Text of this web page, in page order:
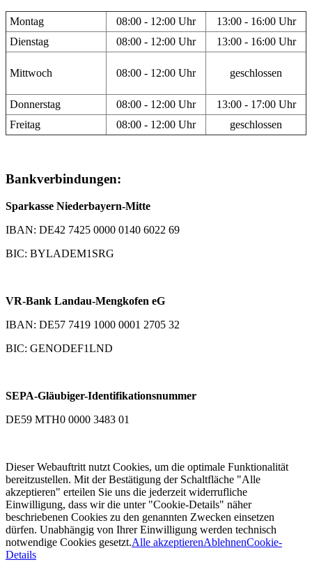
Montag 08:00 - 12:00 Uhr
13:00 - 16:00 Uhr
Dienstag
08:00 - 12:00 Uhr 13:00 - 16:00 Uhr
Mittwoch 08:00 - 12:00 Uhr geschlossen
Donnerstag 08:00 - 12:00 Uhr
13:00 - 17:00 Uhr
Freitag
08:00 - 12:00 Uhr geschlossen
Bankverbindungen:
Sparkasse Niederbayern-Mitte
IBAN: DE42 7425 0000 0140 6022 69
BIC: BYLADEM1SRG
VR-Bank Landau-Mengkofen eG
IBAN: DE57 7419 1000 0001 2705 32
BIC: GENODEF1LND
SEPA-Gläubiger-Identifikationsnummer
DE59 MTH0 0000 3483 01
Dieser Webauftritt nutzt Cookies, um die optimale Funktionalität
bereitzustellen. Mit der Bestätigung der Schaltfläche "Alle
akzeptieren" erteilen Sie uns die jederzeit widerrufliche
Einwilligung, dass wir die unter "Cookie-Details" näher
beschriebenen Cookies zu den genannten Zwecken einsetzen
dürfen. Unabhängig von Ihrer Einwilligung werden technisch
notwendige Cookies gesetzt.Alle akzeptierenAblehnenCookie-
Details